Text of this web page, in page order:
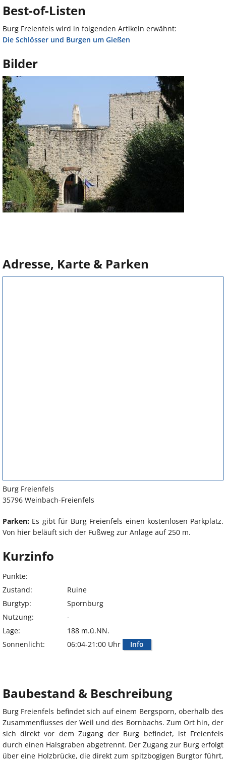
Best-of-Listen
Burg Freienfels wird in folgenden Artikeln erwähnt:
Die Schlösser und Burgen um Gießen
Bilder
Adresse, Karte & Parken
Burg Freienfels
35796 Weinbach-Freienfels
Parken: Es gibt für Burg Freienfels einen kostenlosen Parkplatz.
Von hier beläuft sich der Fußweg zur Anlage auf 250 m.
Kurzinfo
Punkte:
Zustand:
Ruine
Burgtyp:
Spornburg
Nutzung:
-
Lage:
188 m.ü.NN.
Sonnenlicht:
06:04-21:00 Uhr Info
Baubestand & Beschreibung
Burg Freienfels befindet sich auf einem Bergsporn, oberhalb des
Zusammenflusses der Weil und des Bornbachs. Zum Ort hin, der
sich direkt vor dem Zugang der Burg befindet, ist Freienfels
durch einen Halsgraben abgetrennt. Der Zugang zur Burg erfolgt
über eine Holzbrücke, die direkt zum spitzbogigen Burgtor führt,